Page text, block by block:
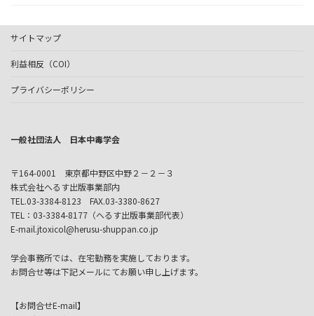
サイトマップ
利益相反（COI）
プライバシーポリシー
一般社団法人 日本中毒学会
〒164-0001 東京都中野区中野２－２－３
株式会社へるす出版事業部内
TEL.03-3384-8123 FAX.03-3380-8627
TEL：03-3384-8177（へるす出版事業部代表）
E-mail.jtoxicol@herusu-shuppan.co.jp
学会事務所では、在宅勤務を実施しております。
お問合せ等は下記メールにてお願い申し上げます。
【お問合せE-mail】